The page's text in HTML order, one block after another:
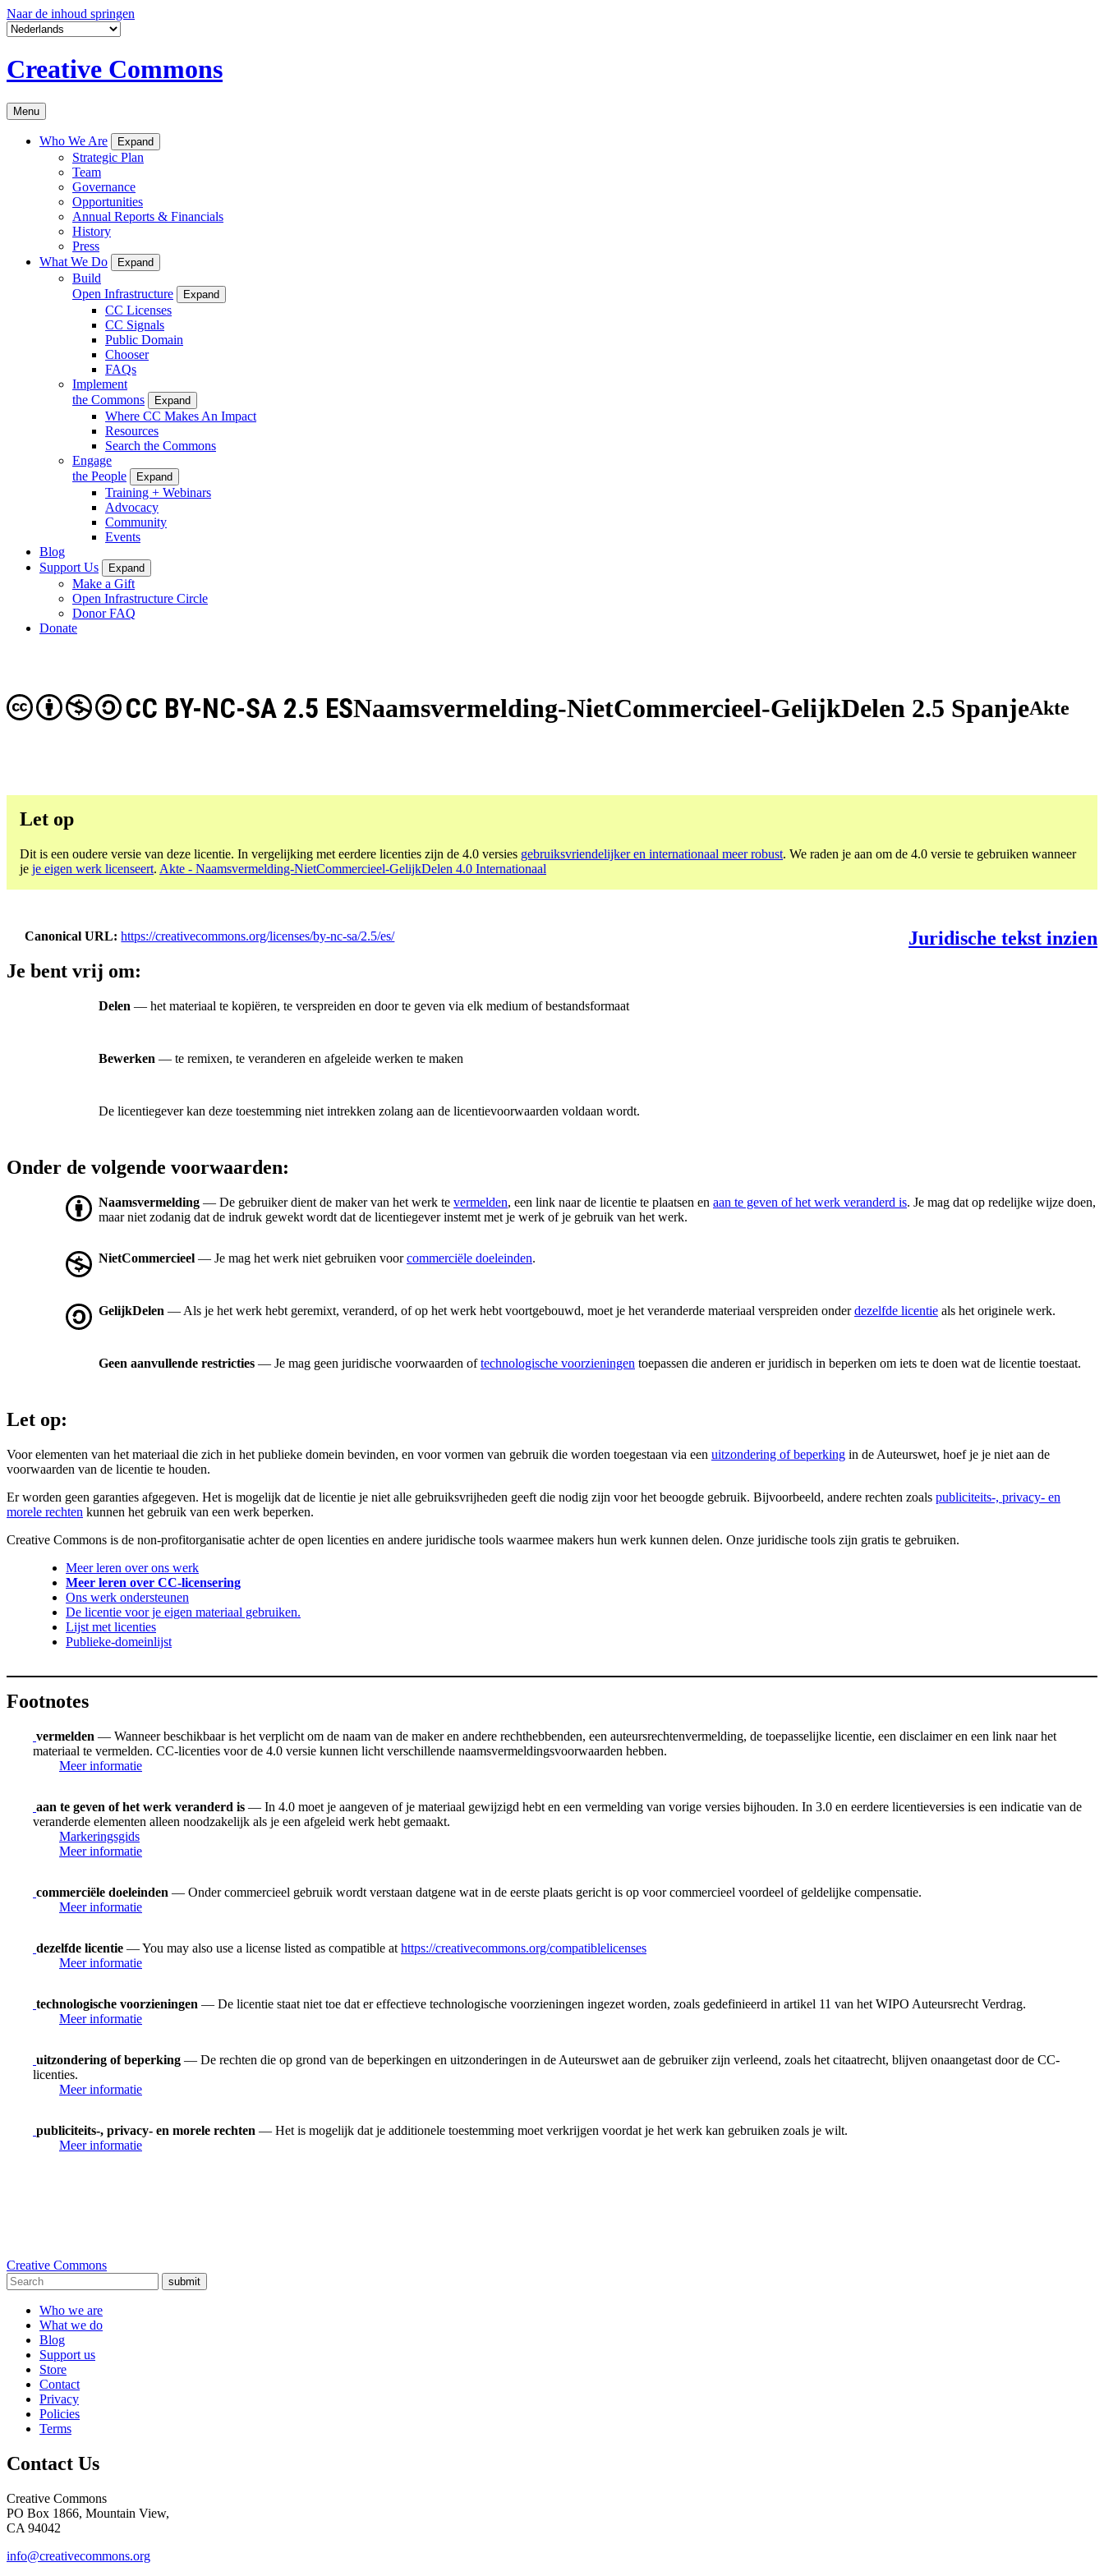
Naar de inhoud springen
Creative Commons
Menu
Who We Are Expand
Strategic Plan
Team
Governance
Opportunities
Annual Reports & Financials
History
Press
What We Do
Expand
Build
Open Infrastructure
Expand
CC Licenses
CC Signals
Public Domain
Chooser
FAQs
Implement
the Commons
Expand
Where CC Makes An Impact
Resources
Search the Commons
Engage
the People
Expand
Training + Webinars
Advocacy
Community
Events
Blog
Support Us
Expand
Make a Gift
Open Infrastructure Circle
Donor FAQ
Donate
Naamsvermelding-NietCommercieel-GelijkDelen 2.5 Spanje
CC BY-NC-SA 2.5 ES Akte
Let op
Dit is een oudere versie van deze licentie. In vergelijking met eerdere licenties zijn de 4.0 versies gebruiksvriendelijker en internationaal meer robust. We raden je aan om de 4.0 versie te gebruiken wanneer
je je eigen werk licenseert. Akte - Naamsvermelding-NietCommercieel-GelijkDelen 4.0 Internationaal
Canonical URL https://creativecommons.org/licenses/by-nc-sa/2.5/es/
Juridische tekst inzien
Je bent vrij om:
Delen — het materiaal te kopiëren, te verspreiden en door te geven via elk medium of bestandsformaat
Bewerken — te remixen, te veranderen en afgeleide werken te maken
De licentiegever kan deze toestemming niet intrekken zolang aan de licentievoorwaarden voldaan wordt.
Onder de volgende voorwaarden:
Naamsvermelding — De gebruiker dient de maker van het werk te vermelden, een link naar de licentie te plaatsen en aan te geven of het werk veranderd is. Je mag dat op redelijke wijze doen,
maar niet zodanig dat de indruk gewekt wordt dat de licentiegever instemt met je werk of je gebruik van het werk.
NietCommercieel — Je mag het werk niet gebruiken voorcommerciële doeleinden.
GelijkDelen — Als je het werk hebt geremixt, veranderd, of op het werk hebt voortgebouwd, moet je het veranderde materiaal verspreiden onderdezelfde licentie als het originele werk.
Geen aanvullende restricties — Je mag geen juridische voorwaarden oftechnologische voorzieningen toepassen die anderen er juridisch in beperken om iets te doen wat de licentie toestaat.
Let op:
Voor elementen van het materiaal die zich in het publieke domein bevinden, en voor vormen van gebruik die worden toegestaan via een uitzondering of beperking in de Auteurswet, hoef je je niet aan de
voorwaarden van de licentie te houden.
Er worden geen garanties afgegeven. Het is mogelijk dat de licentie je niet alle gebruiksvrijheden geeft die nodig zijn voor het beoogde gebruik. Bijvoorbeeld, andere rechten zoals publiciteits-, privacy- en
morele rechten kunnen het gebruik van een werk beperken.
Creative Commons is de non-profitorganisatie achter de open licenties en andere juridische tools waarmee makers hun werk kunnen delen. Onze juridische tools zijn gratis te gebruiken.
Meer leren over ons werk
Meer leren over CC-licensering
Ons werk ondersteunen
De licentie voor je eigen materiaal gebruiken.
Lijst met licenties
Publieke-domeinlijst
Footnotes
vermelden — Wanneer beschikbaar is het verplicht om de naam van de maker en andere rechthebbenden, een auteursrechtenvermelding, de toepasselijke licentie, een disclaimer en een link naar het
materiaal te vermelden. CC-licenties voor de 4.0 versie kunnen licht verschillende naamsvermeldingsvoorwaarden hebben.
Meer informatie
aan te geven of het werk veranderd is — In 4.0 moet je aangeven of je materiaal gewijzigd hebt en een vermelding van vorige versies bijhouden. In 3.0 en eerdere licentieversies is een indicatie van de
veranderde elementen alleen noodzakelijk als je een afgeleid werk hebt gemaakt.
Markeringsgids
Meer informatie
commerciële doeleinden — Onder commercieel gebruik wordt verstaan datgene wat in de eerste plaats gericht is op voor commercieel voordeel of geldelijke compensatie.
Meer informatie
dezelfde licentie — You may also use a license listed as compatible at https://creativecommons.org/compatiblelicenses
Meer informatie
technologische voorzieningen — De licentie staat niet toe dat er effectieve technologische voorzieningen ingezet worden, zoals gedefinieerd in artikel 11 van het WIPO Auteursrecht Verdrag.
Meer informatie
uitzondering of beperking — De rechten die op grond van de beperkingen en uitzonderingen in de Auteurswet aan de gebruiker zijn verleend, zoals het citaatrecht, blijven onaangetast door de CC-
licenties.
Meer informatie
publiciteits-, privacy- en morele rechten — Het is mogelijk dat je additionele toestemming moet verkrijgen voordat je het werk kan gebruiken zoals je wilt.
Meer informatie
Creative Commons
submit
Who we are
What we do
Blog
Support us
Store
Contact
Privacy
Policies
Terms
Contact Us
Creative Commons
PO Box 1866, Mountain View,
CA 94042
info@creativecommons.org